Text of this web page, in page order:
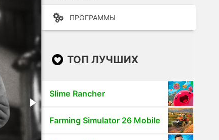
ПРОГРАММЫ
ТОП ЛУЧШИХ
Slime Rancher
Farming Simulator 26 Mobile